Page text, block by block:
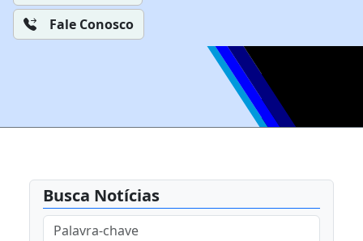
Fale Conosco
Busca Notícias